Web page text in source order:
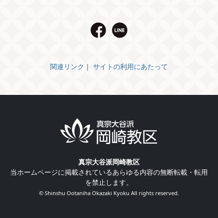
関連リンク ｜ サイトの利用にあたって
真宗大谷派岡崎教区
当ホームページに掲載されているあらゆる内容の無断転載・転用
を禁止します。
© Shinshu Ootaniha Okazaki Kyoku All rights reserved.